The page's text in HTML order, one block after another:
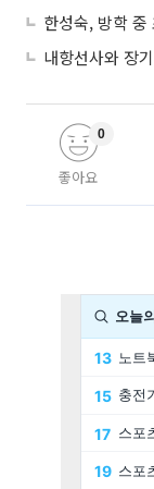
내항선사와 장
좋아요
0